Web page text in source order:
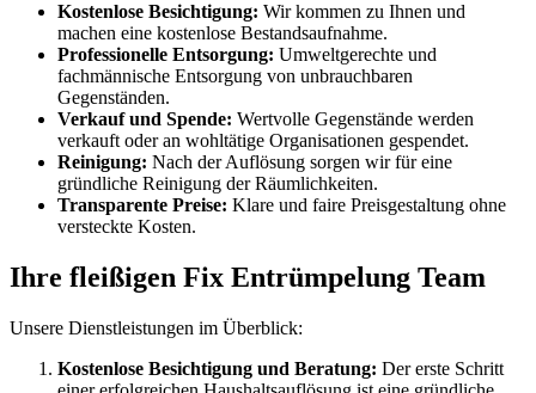
Kostenlose Besichtigung: Wir kommen zu Ihnen und
machen eine kostenlose Bestandsaufnahme.
Professionelle Entsorgung: Umweltgerechte und
fachmännische Entsorgung von unbrauchbaren
Gegenständen.
Verkauf und Spende: Wertvolle Gegenstände werden
verkauft oder an wohltätige Organisationen gespendet.
Reinigung: Nach der Auflösung sorgen wir für eine
gründliche Reinigung der Räumlichkeiten.
Transparente Preise: Klare und faire Preisgestaltung ohne
versteckte Kosten.
Ihre fleißigen Fix Entrümpelung Team
Unsere Dienstleistungen im Überblick:
Kostenlose Besichtigung und Beratung: Der erste Schritt